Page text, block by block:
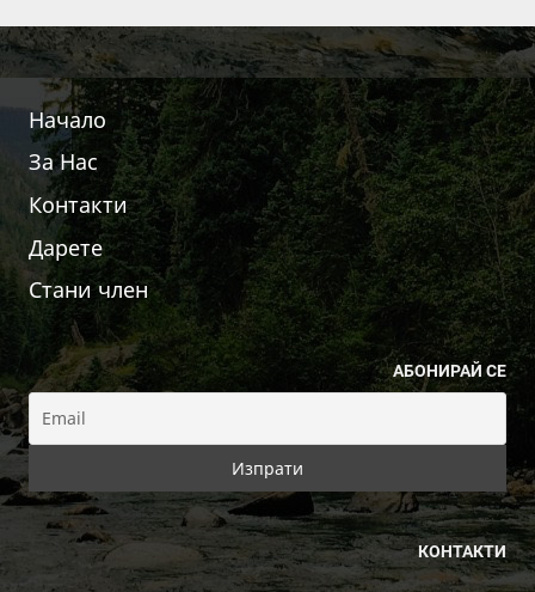
Начало
За Нас
Контакти
Дарете
Стани член
АБОНИРАЙ СЕ
КОНТАКТИ